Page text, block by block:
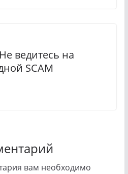
ведитесь на
SCAM
вам необходимо